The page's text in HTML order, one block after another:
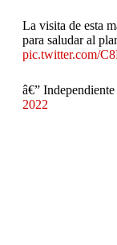
La visita de esta
para saludar al
pic.twitter.com/
â€”
2022